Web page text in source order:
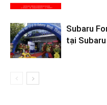
Subaru
tại